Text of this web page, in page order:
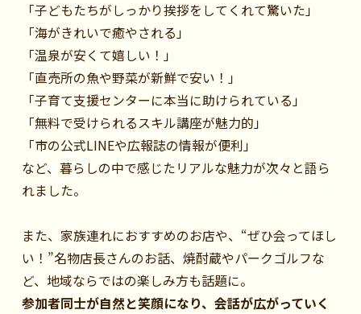
「子どもたちがしっかり挨拶をしてくれて驚いた」
「海がきれいで癒やされる」
「温泉が安くて嬉しい！」
「直売所の魚や野菜が新鮮で安い！」
「子育て支援センターに本当に助けられている」
「無料で受けられるスキル講座が魅力的」
「市の公式LINEや広報誌の情報が便利」
など、暮らしの中で感じたリアルな魅力が次々と語ら
れました。
また、家族連れにおすすめのお店や、“ぜひ会ってほし
い！”名物店長さんのお話、焼酎蔵やパークゴルフな
ど、地域ならではの楽しみ方も話題に。
参加者同士が自然と笑顔になり、会話が広がっていく